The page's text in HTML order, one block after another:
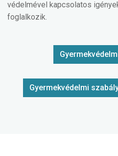
védelmével kapcsolatos
foglalkozik.
Gyermekvédelmi